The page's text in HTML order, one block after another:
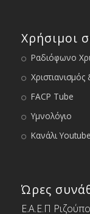
Χρήσιμοι
Ραδιόφωνο
Χριστιανισμός
FACP Tube
Υμνολόγιο
Κανάλι Youtube
Ώρες
Ε.Α.Ε.Π